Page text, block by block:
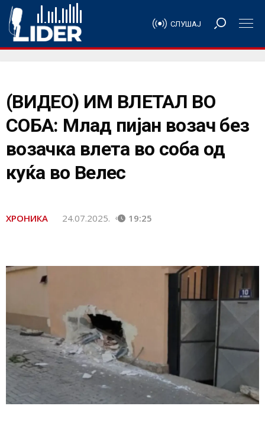
СЛУШАЈ
(ВИДЕО) ИМ ВЛЕТАЛ ВО
СОБА: Млад пијан возач без
возачка влета во соба од
куќа во Велес
ХРОНИКА 24.07.2025. 19:25